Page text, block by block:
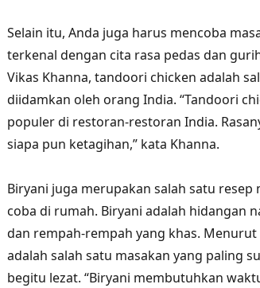
Selain itu, Anda juga harus mencoba
terkenal dengan cita rasa pedas dan
Vikas Khanna, tandoori chicken adalah
diidamkan oleh orang India. “Tandoori
populer di restoran-restoran India.
siapa pun ketagihan,” kata Khanna.
Biryani juga merupakan salah satu resep
coba di rumah. Biryani adalah hidangan
dan rempah-rempah yang khas.
adalah salah satu masakan yang paling
begitu lezat. “Biryani membutuhkan